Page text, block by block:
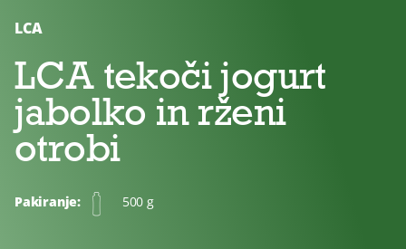
LCA
LCA tekoči jogurt
jabolko in rženi
otrobi
Pakiranje: 500 g